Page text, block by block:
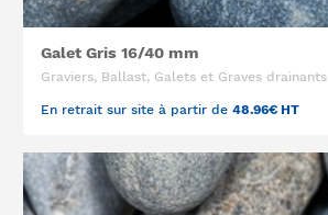
Galet Gris 16/40 mm
Graviers, Ballast, Galets et Graves drainants
En retrait sur site à partir de 48.96€ HT